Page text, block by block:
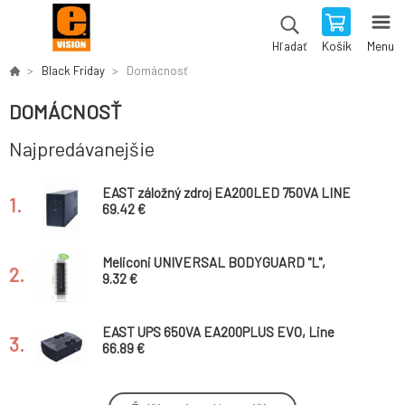
Hľadať Košík Menu
Black Friday Domácnosť
DOMÁCNOSŤ
Najpredávanejšie
1.
EAST záložný zdroj EA200LED 750VA LINE
INTERACTIVE
69.42 €
2.
Meliconi UNIVERSAL BODYGUARD "L",
ochranny obal pre DO
9.32 €
3.
EAST UPS 650VA EA200PLUS EVO, Line
interactive, 4x FR
66.89 €
Meliconi UNIVERSAL BODYGUARD XL